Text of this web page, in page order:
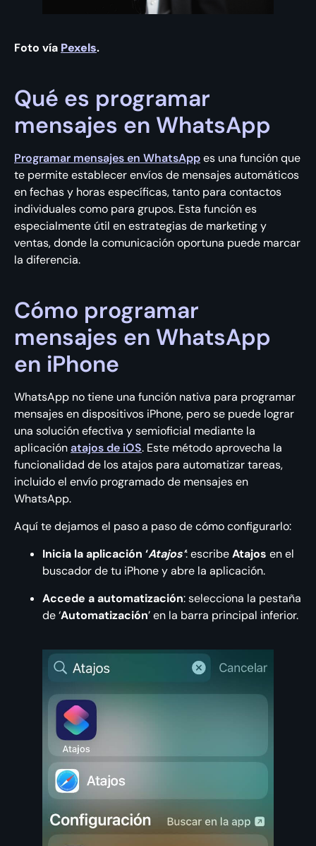
Foto vía Pexels.
Qué es programar
mensajes en WhatsApp
Programar mensajes en WhatsAppes una función que
te permite establecer envíos de mensajes automáticos
en fechas y horas específicas, tanto para contactos
individuales como para grupos. Esta función es
especialmente útil en estrategias de marketing y
ventas, donde la comunicación oportuna puede marcar
la diferencia.
Cómo programar
mensajes en WhatsApp
en iPhone
WhatsApp no tiene una función nativa para programar
mensajes en dispositivos iPhone, pero se puede lograr
una solución efectiva y semioficial mediante la
aplicaciónatajos de iOS. Este método aprovecha la
funcionalidad de los atajos para automatizar tareas,
incluido el envío programado de mensajes en
WhatsApp.
Aquí te dejamos el paso a paso de cómo configurarlo:
Inicia la aplicación ‘Atajos’: escribeAtajos en el
buscador de tu iPhone y abre la aplicación.
Accede a automatización: selecciona la pestaña
de ‘Automatización’ en la barra principal inferior.